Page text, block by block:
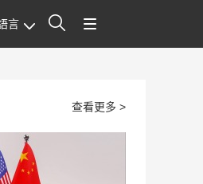
言 站內搜索
查看更多 >